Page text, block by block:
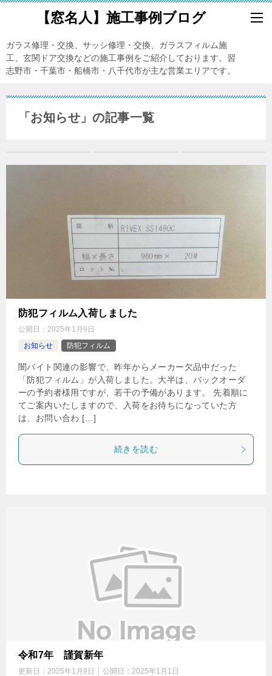
【窓名人】施工事例ブログ
ガラス修理・交換、サッシ修理・交換、ガラスフィルム施
工、玄関ドア交換などの施工事例をご紹介しております。習
志野市・千葉市・船橋市・八千代市が主な営業エリアです。
「お知らせ」の記事一覧
防犯フィルム入荷しました
公開日： 2025年1月9日
お知らせ
防犯フィルム
闇バイト関連の影響で、昨年からメーカー欠品中だった
「防犯フィルム」が入荷しました。大半は、バックオーダ
ーの予約者様用ですが、若干の予備があります。 先着順に
てご案内いたしますので、入荷をお待ちになっていた方
は、お問い合わ […]
続きを読む
令和7年 謹賀新年
更新日： 2025年1月9日 公開日： 2025年1月1日